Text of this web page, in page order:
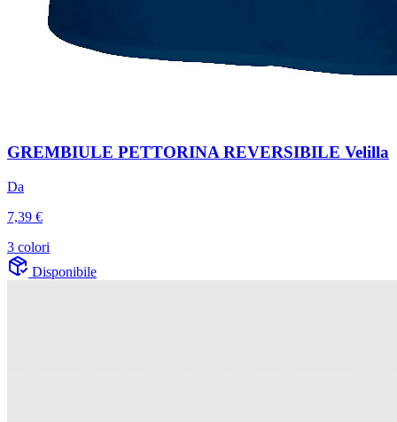
GREMBIULE PETTORINA REVERSIBILE Velilla
Da
7,39 €
3 colori
Disponibile